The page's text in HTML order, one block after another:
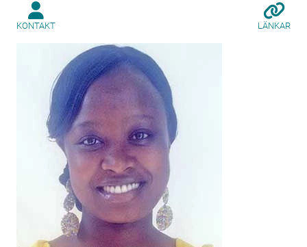
KONTAKT LÄNKAR